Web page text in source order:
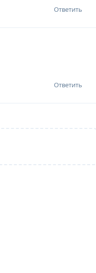
Ответить
Ответить